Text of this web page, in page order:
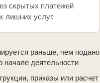
скрытых платежей
лишних услуг.
раньше, чем подано
начале деятельности
приказы или расчет